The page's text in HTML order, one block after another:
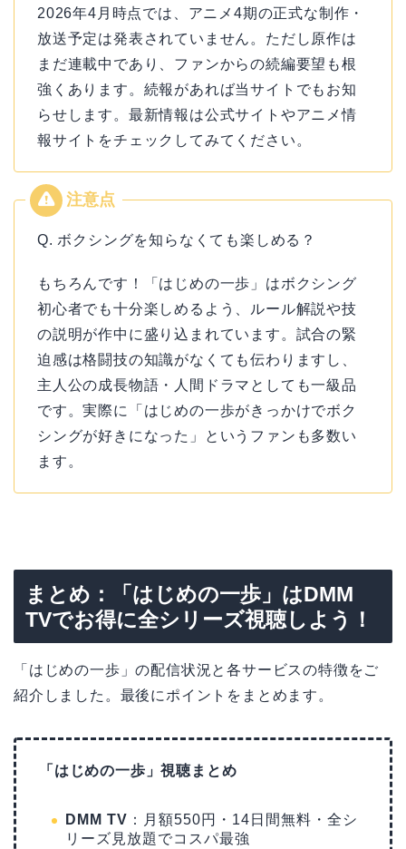
2026年4月時点では、アニメ4期の正式な制作・
放送予定は発表されていません。ただし原作は
まだ連載中であり、ファンからの続編要望も根
強くあります。続報があれば当サイトでもお知
らせします。最新情報は公式サイトやアニメ情
報サイトをチェックしてみてください。
Q. ボクシングを知らなくても楽しめる？
もちろんです！「はじめの一歩」はボクシング
初心者でも十分楽しめるよう、ルール解説や技
の説明が作中に盛り込まれています。試合の緊
迫感は格闘技の知識がなくても伝わりますし、
主人公の成長物語・人間ドラマとしても一級品
です。実際に「はじめの一歩がきっかけでボク
シングが好きになった」というファンも多数い
ます。
まとめ：「はじめの一歩」はDMM
TVでお得に全シリーズ視聴しよう！
「はじめの一歩」の配信状況と各サービスの特徴をご
紹介しました。最後にポイントをまとめます。
「はじめの一歩」視聴まとめ
DMM TV ：月額550円・14日間無料・全シ
リーズ見放題でコスパ最強